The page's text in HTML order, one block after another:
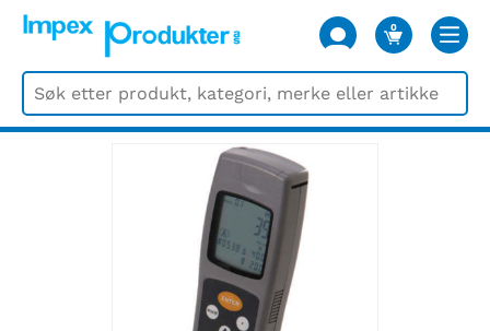
0
VARER